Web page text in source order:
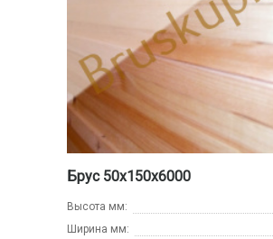
Брус 50х150х6000
Высота мм:
Ширина мм: